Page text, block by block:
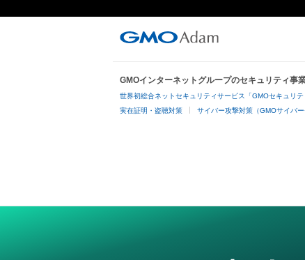
GMOインターネットグループのセキュリティ事
世界初総合ネットセキュリティサービス「GMOセキュリテ
実在証明・盗聴対策 サイバー攻撃対策（GMOサイバ